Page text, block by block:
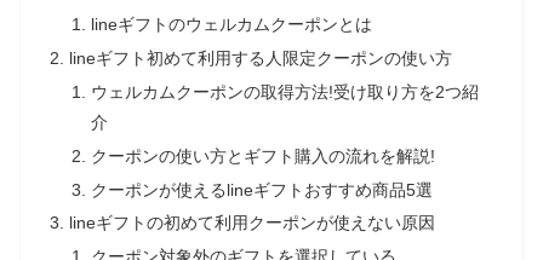
lineギフトのウェルカムクーポンとは
lineギフト初めて利用する人限定クーポンの使い方
ウェルカムクーポンの取得方法!受け取り方を2つ紹
介
クーポンの使い方とギフト購入の流れを解説!
クーポンが使えるlineギフトおすすめ商品5選
lineギフトの初めて利用クーポンが使えない原因